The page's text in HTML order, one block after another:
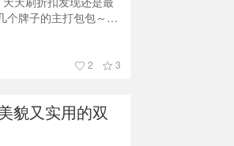
个牌子的主打包包～榜
2 3
貌又实用的双